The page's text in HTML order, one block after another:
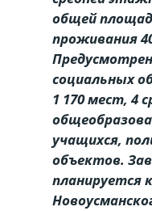
общей
проживания
социальных
1 170 мест, 4
учащихся,
объектов.
планируется